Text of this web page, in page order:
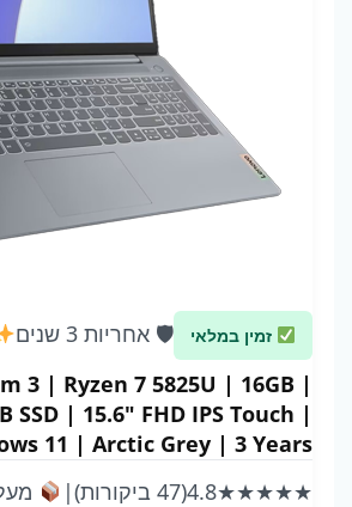
זמין במלאי 🛡 אחריות 3 שנים
3 | Ryzen 7 5825U | 16GB |
SSD | 15.6" FHD IPS Touch |
11 | Arctic Grey | 3 Years
★★★★★
4.8(47 ביקורות) | מעל 200